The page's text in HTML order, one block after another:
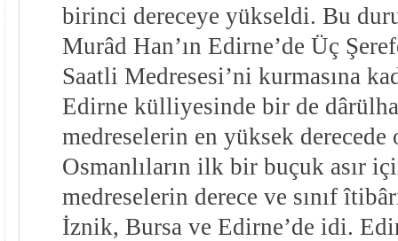
birinci dereceye yükseldi. Bu
Murâd Han’ın Edirne’de Üç
Saatli Medresesi’ni kurmasına
Edirne külliyesinde bir de
medreselerin en yüksek derecede
Osmanlıların ilk bir buçuk asır
medreselerin derece ve sınıf
İznik, Bursa ve Edirne’de idi.